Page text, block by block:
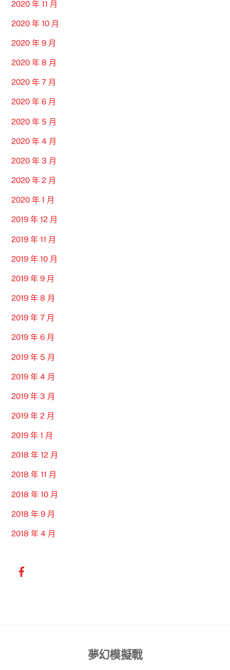
2020 年 11 月
2020 年 10 月
2020 年 9 月
2020 年 8 月
2020 年 7 月
2020 年 6 月
2020 年 5 月
2020 年 4 月
2020 年 3 月
2020 年 2 月
2020 年 1 月
2019 年 12 月
2019 年 11 月
2019 年 10 月
2019 年 9 月
2019 年 8 月
2019 年 7 月
2019 年 6 月
2019 年 5 月
2019 年 4 月
2019 年 3 月
2019 年 2 月
2019 年 1 月
2018 年 12 月
2018 年 11 月
2018 年 10 月
2018 年 9 月
2018 年 4 月
Back
夢幻模擬戰